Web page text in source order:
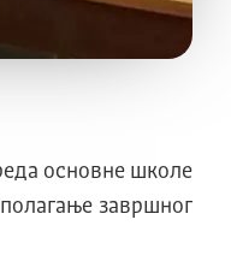
основне школе
завршног